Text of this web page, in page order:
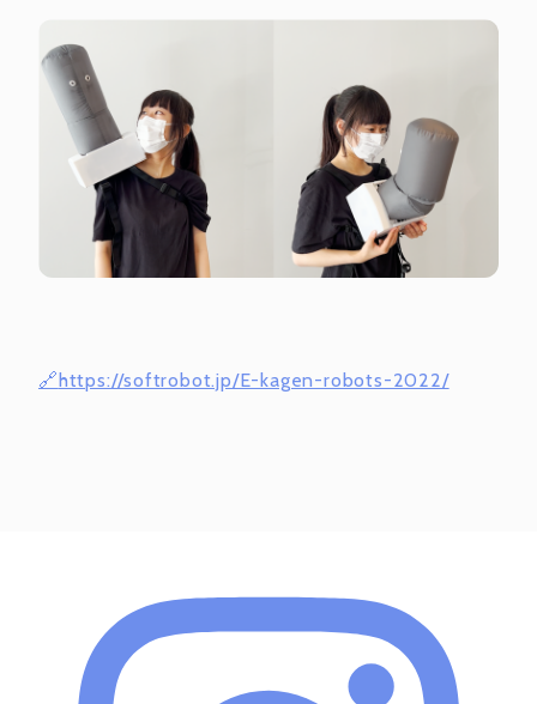
https://softrobot.jp/E-kagen-robots-2022/